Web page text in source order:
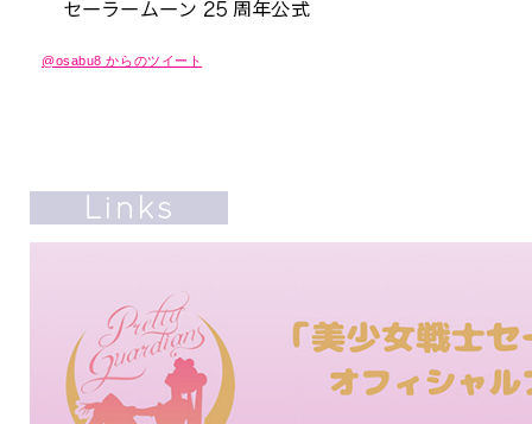
@osabu8 からのツイート